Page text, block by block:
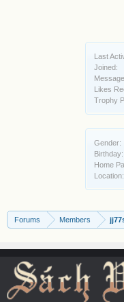
Last
Joined:
Likes
Trophy
Gender:
Birthday:
Home
Location:
Forums Members